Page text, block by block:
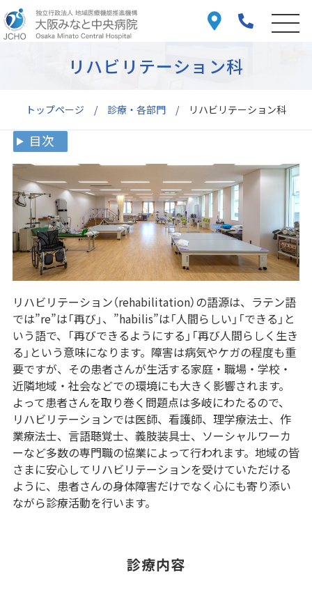
トップページ 診療・各部門 リハビリテーション科
リハビリテーション科
目次
リハビリテーション（rehabilitation）の語源は、ラテン語
では”re”は「再び」、”habilis”は「人間らしい」「できる」と
いう語で、「再びできるようにする」「再び人間らしく生き
る」という意味になります。障害は病気やケガの程度も重
要ですが、その患者さんが生活する家庭・職場・学校・
近隣地域・社会などでの環境にも大きく影響されます。
よって患者さんを取り巻く問題点は多岐にわたるので、
リハビリテーションでは医師、看護師、理学療法士、作
業療法士、言語聴覚士、義肢装具士、ソーシャルワーカ
ーなど多数の専門職の協業によって行われます。地域の皆
さまに安心してリハビリテーションを受けていただける
ように、患者さんの身体障害だけでなく心にも寄り添い
ながら診療活動を行います。
診療内容